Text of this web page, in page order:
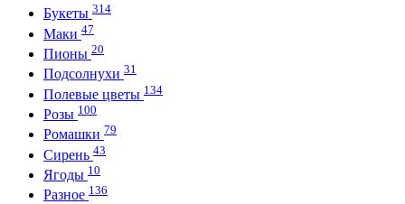
Букеты 314
Маки 47
Пионы 20
Подсолнухи 31
Полевые цветы 134
Розы 100
Ромашки 79
Сирень 43
Ягоды 10
Разное 136